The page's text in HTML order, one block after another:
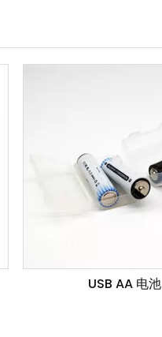
USB AA 电池